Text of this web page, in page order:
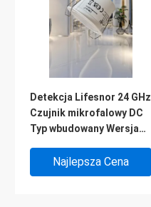
Detekcja Lifesnor 24 GHz
Czujnik mikrofalowy DC
Typ wbudowany Wersja
MSA200D RC
Najlepsza Cena